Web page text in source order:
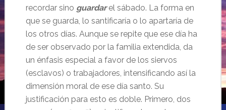
recordar sino guardarel sábado. La forma en
que se guarda, lo santificaría o lo apartaría de
los otros días. Aunque se repite que ese día ha
de ser observado por la familia extendida, da
un énfasis especial a favor de los siervos
(esclavos) o trabajadores, intensificando así la
dimensión moral de ese día santo. Su
justificación para esto es doble. Primero, dos